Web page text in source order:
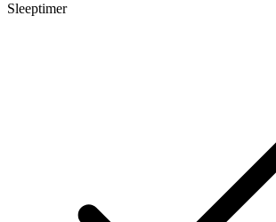
Sleeptimer